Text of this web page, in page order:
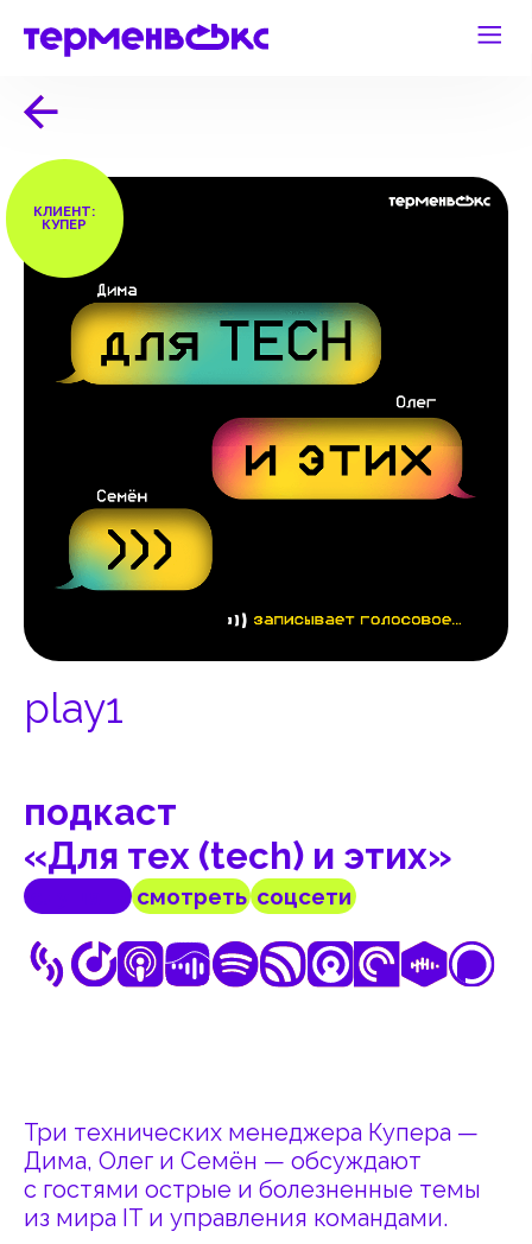
play1
КЛИЕНТ:
подкаст
«Для тех (tech) и этих»
слушать смотреть
Три технических менеджера Купера —
с гостями острые и болезненные темы
из мира IT и управления командами.
теха и менеджмента, с иронией,
практикой и личным опытом.
«Для тех (tech) и этих» — подкаст для
тимлидов, технических менеджеров,